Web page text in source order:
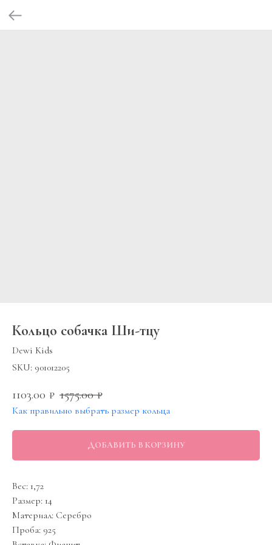
Кольцо собачка Ши-тцу
Dewi Kids
SKU: 901012205
1103.00 ₽ 1575.00 ₽
Как правильно выбрать размер кольца
ДОБАВИТЬ В КОРЗИНУ
Вес: 1,72
Размер: 14
Материал: Серебро
Проба: 925